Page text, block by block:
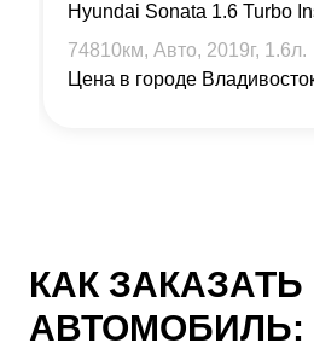
Hyundai Sonata 1.6 Turbo
74810км, Авто, 2019г, 1.6л.
Цена в городе
КАК ЗАКАЗАТЬ
АВТОМОБИЛЬ: